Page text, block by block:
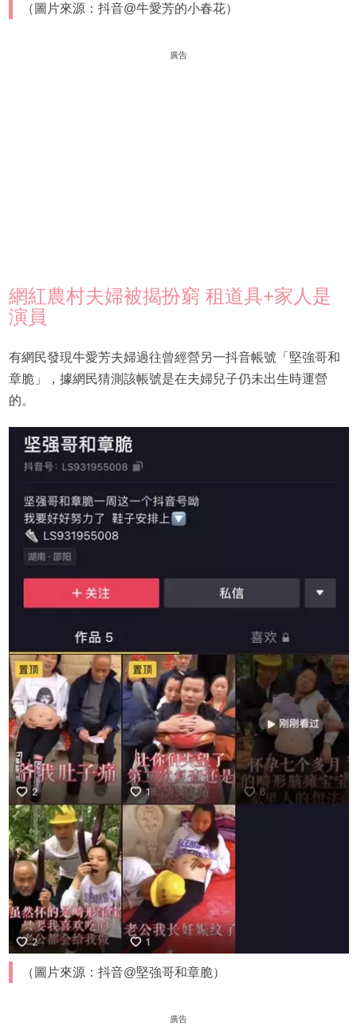
（圖片來源：抖音@牛愛芳的小春花）
廣告
網紅農村夫婦被揭扮窮 租道具+家人是
演員
有網民發現牛愛芳夫婦過往曾經營另一抖音帳號「堅強哥和
章脆」，據網民猜測該帳號是在夫婦兒子仍未出生時運營
的。
（圖片來源：抖音@堅強哥和章脆）
廣告